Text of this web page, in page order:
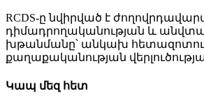
RCDS-ը նվիրված է
դիմադրողականության և
խթանմանը՝ անկախ
քաղաքականության
Կապ մեզ հետ